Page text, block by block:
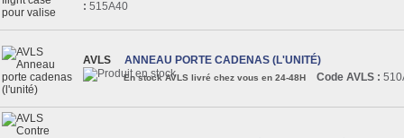
: 515A40
AVLS ANNEAU PORTE CADENAS (L'UNITÉ)
En stock AVLS livré chez vous en 24-48H Code AVLS :